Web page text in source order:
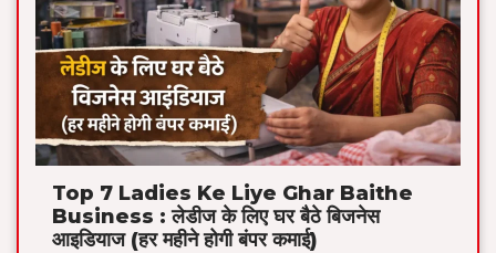
Top 7 Ladies Ke Liye Ghar Baithe
Business : लेडीज के लिए घर बैठे बिजनेस
आइडियाज (हर महीने होगी बंपर कमाई)